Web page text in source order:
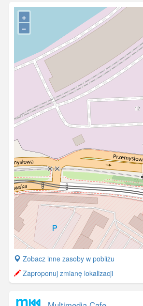
+
−
+
−
Zobacz inne zasoby w pobliżu
Zaproponuj zmianę lokalizacji